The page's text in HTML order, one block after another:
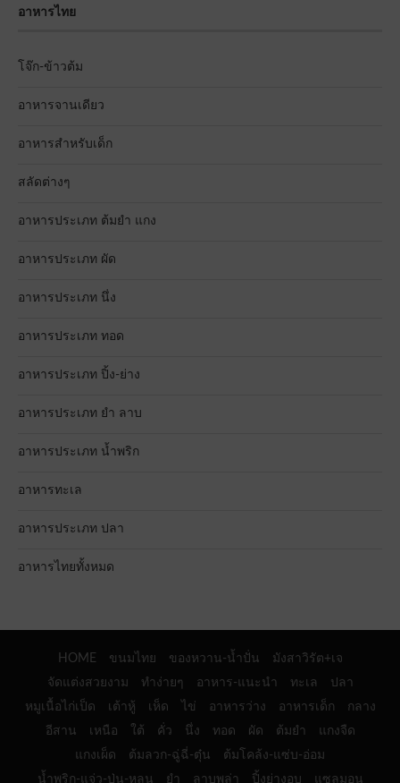
อาหารไทย
โจ๊ก-ข้าวต้ม
อาหารจานเดียว
อาหารสำหรับเด็ก
สลัดต่างๆ
อาหารประเภท ต้มยำ แกง
อาหารประเภท ผัด
อาหารประเภท นึ่ง
อาหารประเภท ทอด
อาหารประเภท ปิ้ง-ย่าง
อาหารประเภท ยำ ลาบ
อาหารประเภท น้ำพริก
อาหารทะเล
อาหารประเภท ปลา
อาหารไทยทั้งหมด
HOME ขนมไทย ของหวาน-น้ำปั่น
มังสาวิรัต+เจ
จัดแต่งสวยงาม
ทำง่ายๆ อาหาร-แนะนำ ทะเล
ปลา
หมูเนื้อไก่เป็ด
เต้าหู้ เห็ด ไข่ อาหารว่าง อาหารเด็ก
กลาง
อีสาน
เหนือ ใต้ คั่ว นึ่ง ทอด ผัด ต้มยำ
แกงจืด
แกงเผ็ด
ต้มลวก-ฉู่ฉี่-ตุ๋น
ต้มโคล้ง-แซ่บ-อ่อม
น้ำพริก-แจ่ว-ป่น-หลน
ยำ ลาบพล่า ปิ้งย่างอบ แซลมอน